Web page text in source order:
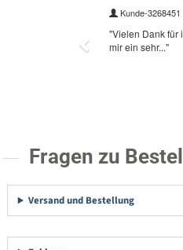
Fragen zu
Versand und Bestellung